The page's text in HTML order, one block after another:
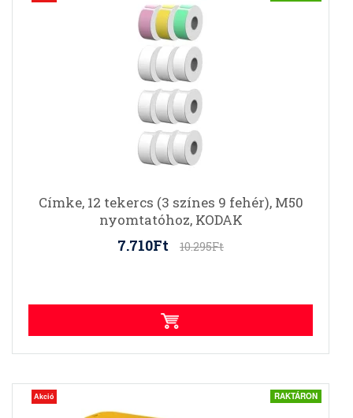
Címke, 12 tekercs (3 színes 9 fehér), M50
nyomtatóhoz, KODAK
7.710Ft 10.295Ft
Akció RAKTÁRON